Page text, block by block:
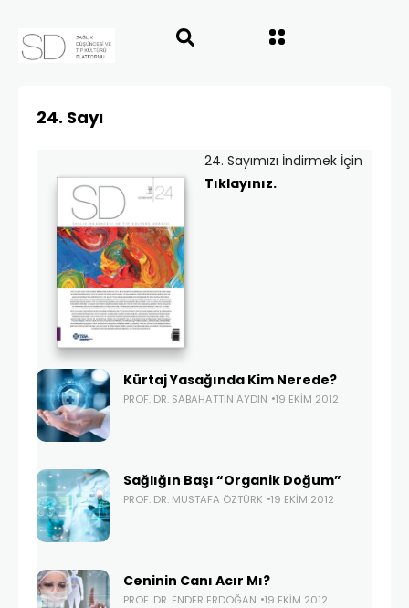
24. Sayı
24. Sayımızı İndirmek İçin
Tıklayınız.
Kürtaj Yasağında Kim Nerede?
PROF. DR. SABAHATTIN AYDIN 19 EKIM 2012
Sağlığın Başı “Organik Doğum”
PROF. DR. MUSTAFA ÖZTÜRK 19 EKIM 2012
Ceninin Canı Acır Mı?
PROF. DR. ENDER ERDOĞAN 19 EKIM 2012